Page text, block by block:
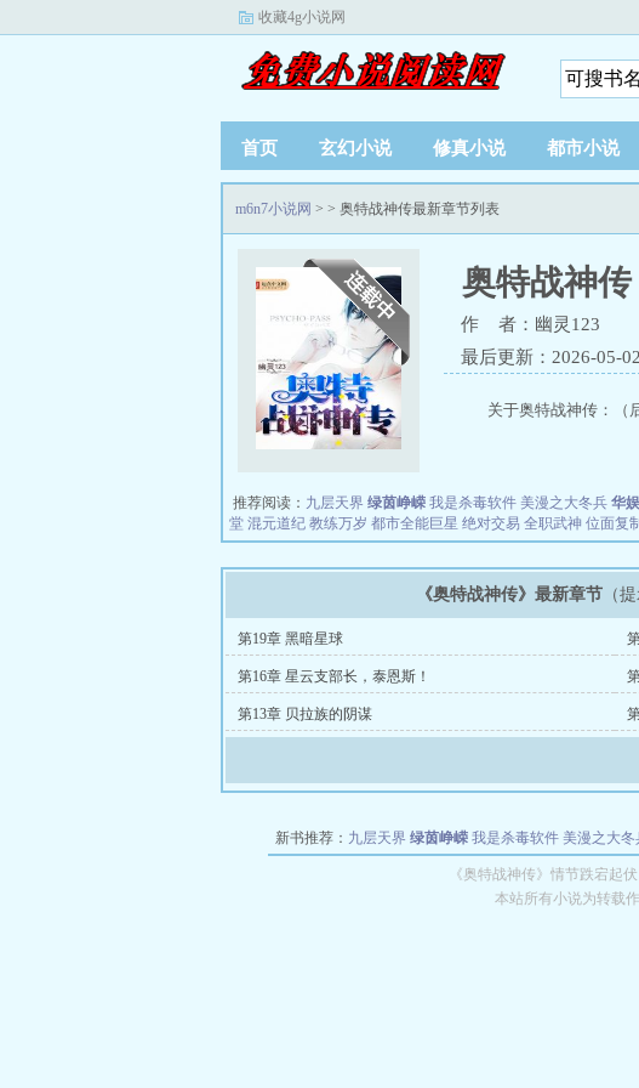
收藏4g小说网
首页 玄幻小说 修真小说 都市小说
m6n7小说网 > > 奥特战神传最新章节列表
奥特战神传
作 者：幽灵123
最后更新：2026-05-
关于奥特战神传：（
推荐阅读： 九层天界 绿茵峥嵘 我是杀毒软件 美漫之大冬兵 华
堂 混元道纪 教练万岁 都市全能巨星 绝对交易 全职武神 位面复
《奥特战神传》最新章节 （
第19章 黑暗星球
第16章 星云支部长，泰恩斯！
第13章 贝拉族的阴谋
新书推荐： 九层天界 绿茵峥嵘 我是杀毒软件 美漫之大冬
教练万岁 都市全能巨星 绝对交易
《奥特战神传》情节跌宕起
本站所有小说为转载